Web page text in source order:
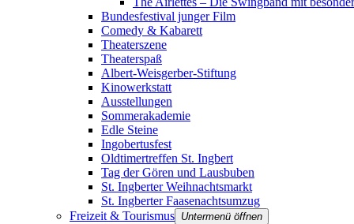
Bundesfestival junger Film
Comedy & Kabarett
Theaterszene
Theaterspaß
Albert-Weisgerber-Stiftung
Kinowerkstatt
Ausstellungen
Sommerakademie
Edle Steine
Ingobertusfest
Oldtimertreffen St. Ingbert
Tag der Gören und Lausbuben
St. Ingberter Weihnachtsmarkt
St. Ingberter Faasenachtsumzug
Freizeit & Tourismus Untermenü öffnen